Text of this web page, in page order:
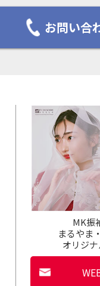
お問い合
MK振
まるやま
オリジ